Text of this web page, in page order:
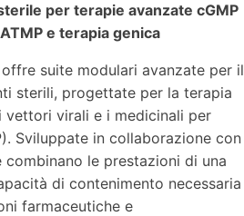
per terapie avanzate cGMP
e terapia genica
suite modulari avanzate per il
sterili, progettate per la terapia
vettori virali e i medicinali per
Sviluppate in collaborazione con
le prestazioni di una
di contenimento necessaria
farmaceutiche e